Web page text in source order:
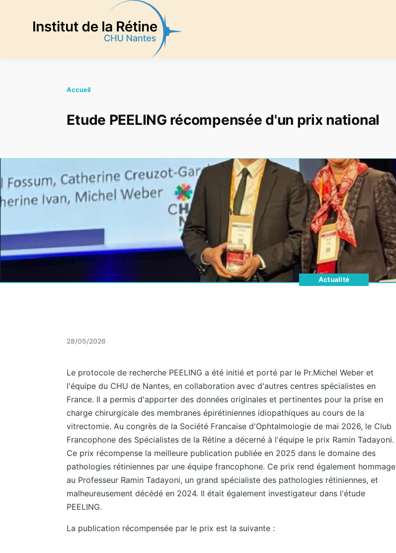
Accueil
Etude PEELING récompensée d'un prix national
Actualité
28/05/2026
Le protocole de recherche PEELING a été initié et porté par le Pr.Michel Weber et
l'équipe du CHU de Nantes, en collaboration avec d'autres centres spécialistes en
France. Il a permis d'apporter des données originales et pertinentes pour la prise en
charge chirurgicale des membranes épirétiniennes idiopathiques au cours de la
vitrectomie. Au congrès de la Société Francaise d'Ophtalmologie de mai 2026, le Club
Francophone des Spécialistes de la Rétine a décerné à l'équipe le prix Ramin Tadayoni.
Ce prix récompense la meilleure publication publiée en 2025 dans le domaine des
pathologies rétiniennes par une équipe francophone. Ce prix rend également hommage
au Professeur Ramin Tadayoni, un grand spécialiste des pathologies rétiniennes, et
malheureusement décédé en 2024. Il était également investigateur dans l'étude
PEELING.
La publication récompensée par le prix est la suivante :